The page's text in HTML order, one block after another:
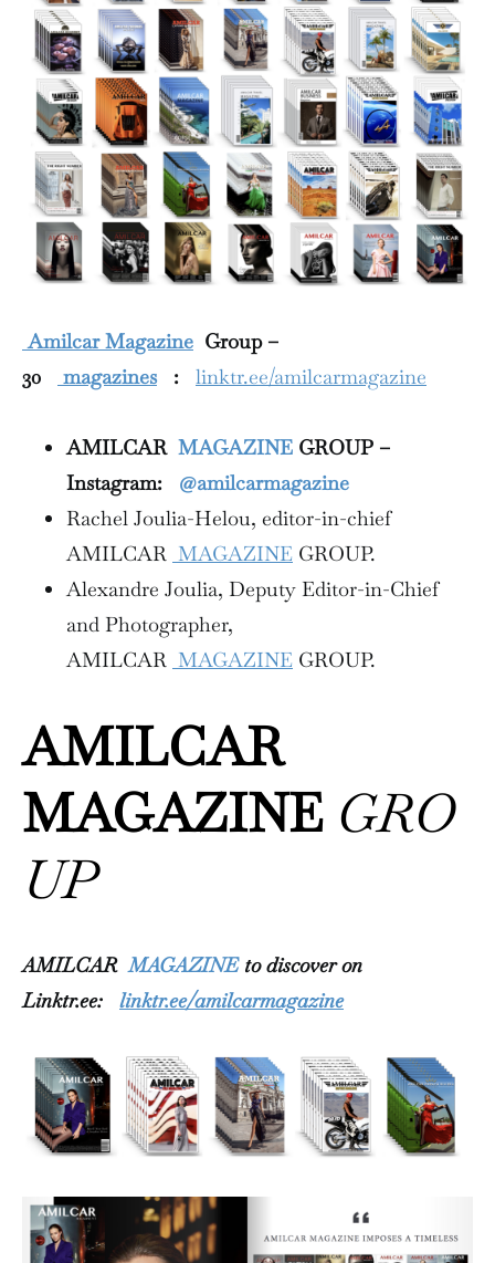
Amilcar Magazine Group –
30
magazines: linktr.ee/amilcarmagazine
AMILCAR MAGAZINE GROUP –
Instagram: @amilcarmagazine
Rachel Joulia-Helou, editor-in-chief
AMILCAR MAGAZINE GROUP.
Alexandre Joulia, Deputy Editor-in-Chief
and Photographer,
AMILCAR MAGAZINE GROUP.
AMILCAR
MAGAZINE GRO
UP
AMILCAR MAGAZINEto discover on
Linktr.ee: linktr.ee/amilcarmagazine